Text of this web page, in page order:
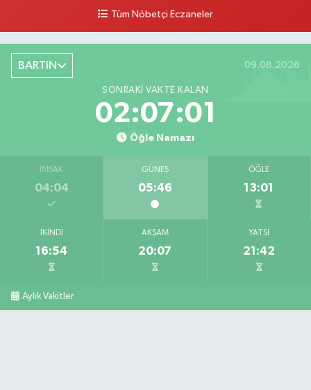
Tüm Nöbetçi Eczaneler
BARTIN 09.08.2026
SONRAKI VAKTE KALAN
02:07:00
Öğle Namazı
İMSAK
04:04
GÜNEŞ
05:46
ÖĞLE
13:01
İKINDI
16:54
AKŞAM
20:07
YATSI
21:42
Aylık Vakitler